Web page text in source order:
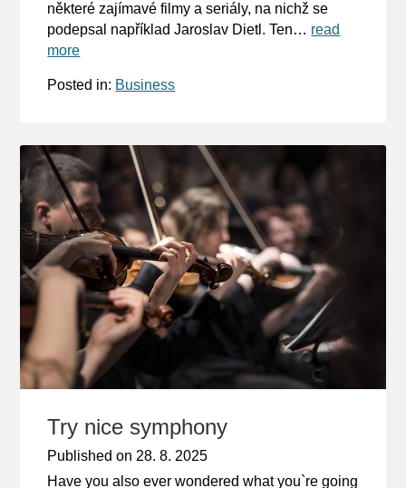
některé zajímavé filmy a seriály, na nichž se
podepsal například Jaroslav Dietl. Ten… read
more
Posted in: Business
Try nice symphony
Published on 28. 8. 2025
Have you also ever wondered what you`re going